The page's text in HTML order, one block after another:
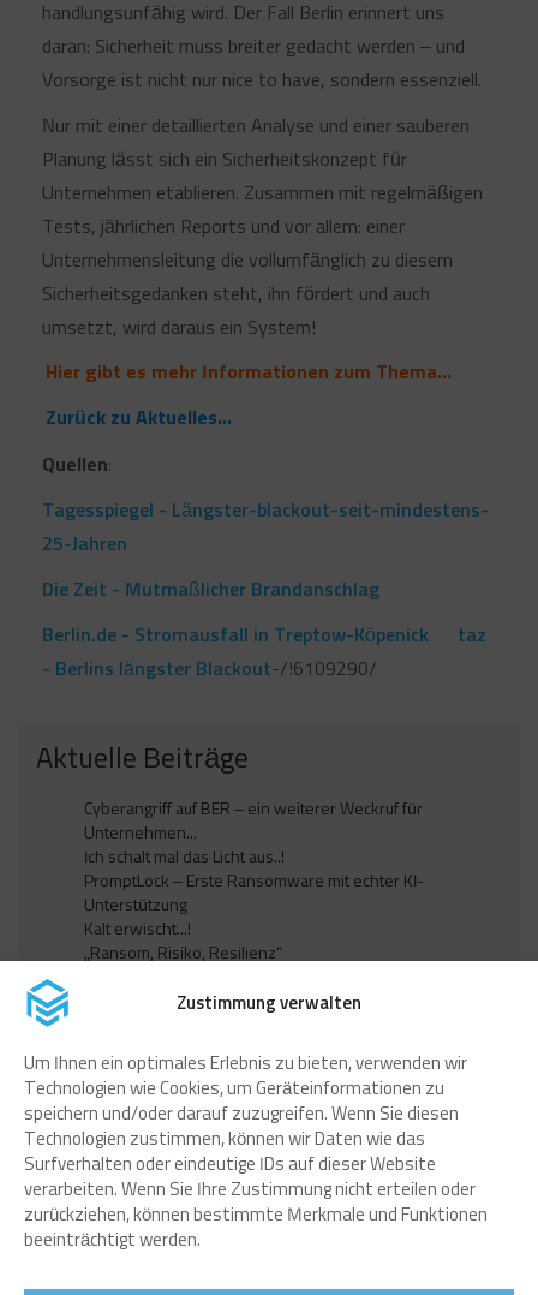
Zustimmung verwalten
Um Ihnen ein optimales Erlebnis zu bieten, verwenden wir
Technologien wie Cookies, um Geräteinformationen zu
speichern und/oder darauf zuzugreifen. Wenn Sie diesen
Technologien zustimmen, können wir Daten wie das
Surfverhalten oder eindeutige IDs auf dieser Website
verarbeiten. Wenn Sie Ihre Zustimmung nicht erteilen oder
zurückziehen, können bestimmte Merkmale und Funktionen
beeinträchtigt werden.
handlungsunfähig wird. Der Fall Berlin erinnert uns
daran: Sicherheit muss breiter gedacht werden – und
Vorsorge ist nicht nur nice to have, sondern essenziell.
Nur mit einer detaillierten Analyse und einer sauberen
Planung lässt sich ein Sicherheitskonzept für
Unternehmen etablieren. Zusammen mit regelmäßigen
Tests, jährlichen Reports und vor allem: einer
Unternehmensleitung die vollumfänglich zu diesem
Sicherheitsgedanken steht, ihn fördert und auch
umsetzt, wird daraus ein System!
Hier gibt es mehr Informationen zum Thema...
Zurück zu Aktuelles...
Quellen:
Tagesspiegel - Längster-blackout-seit-mindestens-
25-Jahren
Die Zeit - Mutmaßlicher Brandanschlag
Berlin.de - Stromausfall in Treptow-Köpenick
taz
- Berlins längster Blackout-/!6109290/
Aktuelle Beiträge
Cyberangriff auf BER – ein weiterer Weckruf für
Unternehmen...
Ich schalt mal das Licht aus..!
PromptLock – Erste Ransomware mit echter KI-
Unterstützung
Kalt erwischt...!
„Ransom, Risiko, Resilienz“